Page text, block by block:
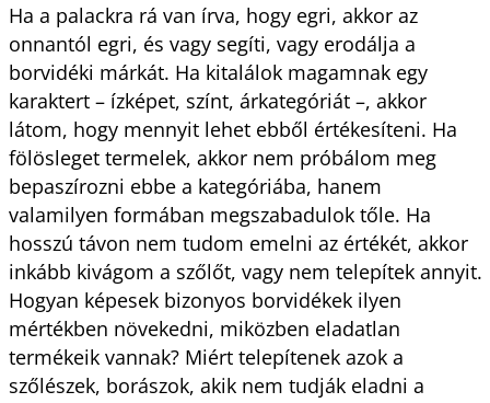
Ha a palackra rá van írva, hogy egri, akkor az
onnantól egri, és vagy segíti, vagy erodálja a
borvidéki márkát. Ha kitalálok magamnak egy
karaktert – ízképet, színt, árkategóriát –, akkor
látom, hogy mennyit lehet ebből értékesíteni. Ha
fölösleget termelek, akkor nem próbálom meg
bepaszírozni ebbe a kategóriába, hanem
valamilyen formában megszabadulok tőle. Ha
hosszú távon nem tudom emelni az értékét, akkor
inkább kivágom a szőlőt, vagy nem telepítek annyit.
Hogyan képesek bizonyos borvidékek ilyen
mértékben növekedni, miközben eladatlan
termékeik vannak? Miért telepítenek azok a
szőlészek, borászok, akik nem tudják eladni a